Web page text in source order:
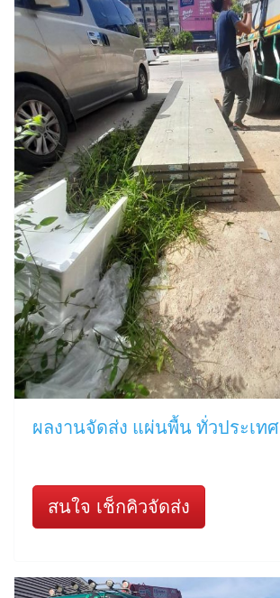
ผลงานจัดส่ง แผ่นพื้น ทั่วประเทศ
สนใจ เช็กคิวจัดส่ง